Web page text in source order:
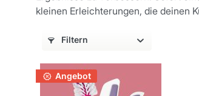
kleinen Erleichterungen, die deinen
Filtern
Angebot